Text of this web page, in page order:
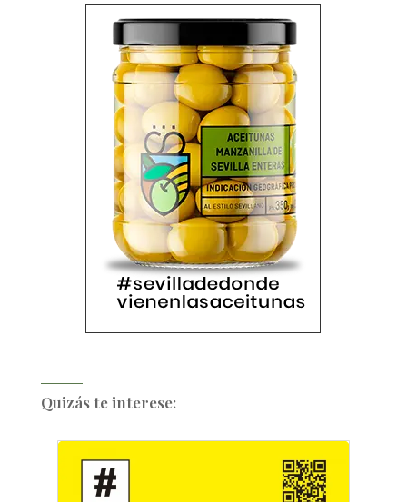
Quizás te interese: